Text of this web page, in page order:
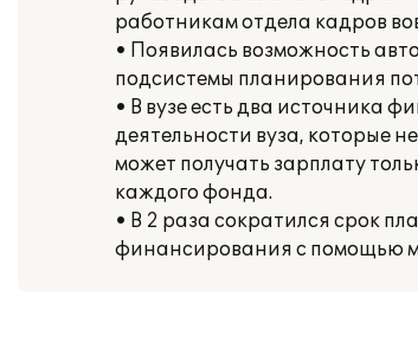
работникам отдела кадров
• Появилась возможность
подсистемы планирования
• В вузе есть два источника
деятельности вуза, которые
может получать зарплату
каждого фонда.
• В 2 раза сократился срок
финансирования с помощью